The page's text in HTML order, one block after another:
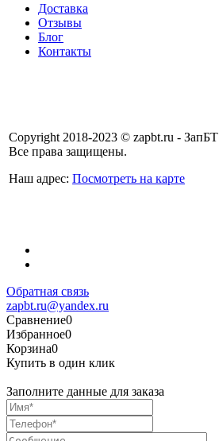
Доставка
Отзывы
Блог
Контакты
Copyright 2018-2023 © zapbt.ru - ЗапБТ
Все права защищены.
Наш адрес: Посмотреть на карте
Обратная связь
zapbt.ru@yandex.ru
Сравнение0
Избранное0
Корзина0
Купить в один клик
Заполните данные для заказа